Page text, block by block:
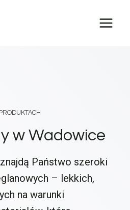
w Wadowice
Państwo szeroki
– lekkich,
na warunki